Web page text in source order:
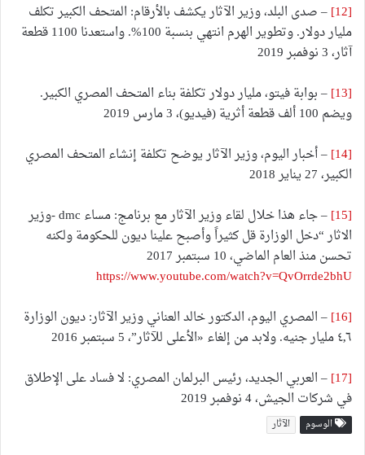
[12]
– صدى البلد، وزير الآثار يكشف بالأرقام: المتحف الكبير تكلف
مليار دولار. وتطوير الهرم انتهي بنسبة 100%. واستعدنا 1100 قطعة
آثار، 3 نوفمبر 2019
[13]
– بوابة فيتو، مليار دولار تكلفة بناء المتحف المصري الكبير.
ويضم 100 ألف قطعة أثرية (فيديو)، 3 مارس 2019
[14]
– أخبار اليوم، وزير الآثار يوضح تكلفة إنشاء المتحف المصري
الكبير، 27 يناير 2018
[15]
– جاء هذا خلال لقاء وزير الآثار مع برنامج: مساء dmc -وزير
الاثار “دخل الوزارة قل كثيراً وأصبح علينا ديون للحكومة ولكنه
تحسن منذ العام الماضي، 10 سبتمبر 2017
https://www.youtube.com/watch?v=QvOrrde2bhU
[16]
– المصري اليوم، الدكتور خالد العناني وزير الآثار: ديون الوزارة
٤٫٦ مليار جنيه. ولابد من إلغاء «الأعلى للآثار”، 5 سبتمبر 2016
[17]
– العربي الجديد، رئيس البرلمان المصري: لا فساد على الإطلاق
في شركات الجيش، 4 نوفمبر 2019
الوسوم الآثار